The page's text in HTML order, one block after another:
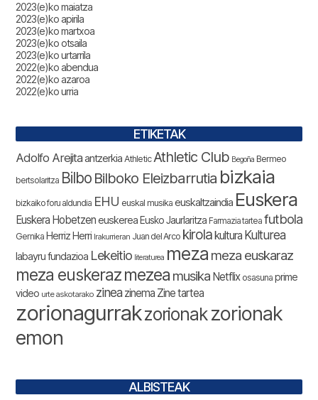
2023(e)ko maiatza
2023(e)ko apirila
2023(e)ko martxoa
2023(e)ko otsaila
2023(e)ko urtarrila
2022(e)ko abendua
2022(e)ko azaroa
2022(e)ko urria
ETIKETAK
Adolfo Arejitaantzerkia Athletic Athletic Club Begoña Bermeo
bertsolaritza Bilbo Bilboko Eleizbarrutia bizkaia
bizkaiko foru aldundia EHU euskal musika euskaltzaindia Euskera
Euskera Hobetzeneuskerea Eusko Jaurlaritza Farmazia tartea futbola
Gernika Herriz Herri Irakurrieran Juan del Arco kirolakultura Kulturea
labayru fundazioa Lekeitio literaturea meza meza euskaraz
meza euskerazmezea musika Netflix osasuna prime
video urte askotarako zinea zinema Zine tartea
zorionagurrakzorionakzorionak
emon
ALBISTEAK